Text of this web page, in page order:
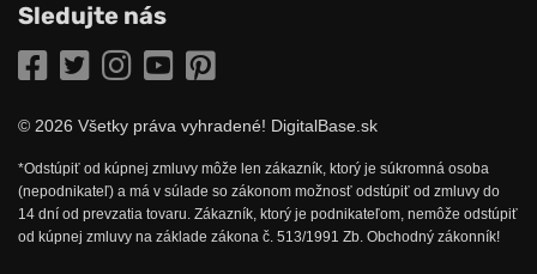
Sledujte nás
Facebook
TwitterInstagramYouTube
© 2026 Všetky práva vyhradené! DigitalBase.sk
*Odstúpiť od kúpnej zmluvy môže len zákazník, ktorý je súkromná osoba
(nepodnikateľ) a má v súlade so zákonom možnosť odstúpiť od zmluvy do
14 dní od prevzatia tovaru. Zákazník, ktorý je podnikateľom, nemôže odstúpiť
od kúpnej zmluvy na základe zákona č. 513/1991 Zb. Obchodný zákonník!